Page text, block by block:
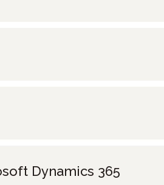
Dynamics 365